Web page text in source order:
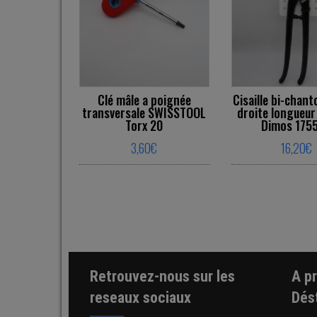
Clé mâle a poignée
transversale SWISSTOOL
Torx 20
3,60€
Cisaille bi-
droite
Dimos
16,20€
Retrouvez-nous sur les
reseaux sociaux
A